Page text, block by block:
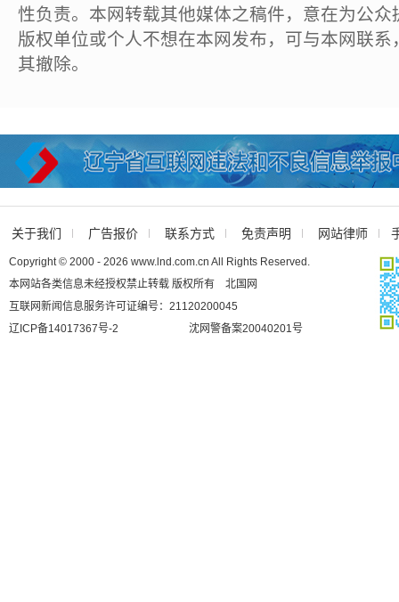
性负责。本网转载其他媒体之稿件，意在为公
版权单位或个人不想在本网发布，可与本网联
其撤除。
关于我们 广告报价 联系方式 免责声明 网站律师
Copyright © 2000 - 2026 www.lnd.com.cn All Rights Reserved.
本网站各类信息未经授权禁止转载 版权所有 北国网
互联网新闻信息服务许可证编号：21120200045
辽ICP备14017367号-2
沈网警备案20040201号